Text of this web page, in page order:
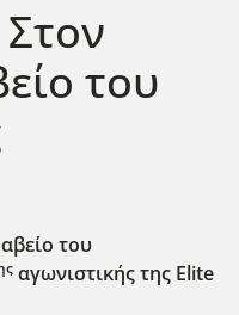
του
του
αγωνιστικής της Elite